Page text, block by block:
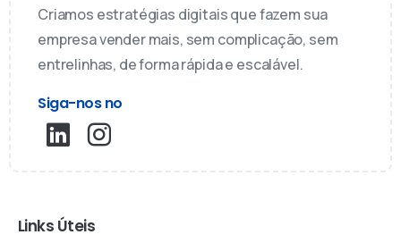
Criamos estratégias digitais que fazem sua
empresa vender mais, sem complicação, sem
entrelinhas, de forma rápida e escalável.
Siga-nos no
Links Úteis